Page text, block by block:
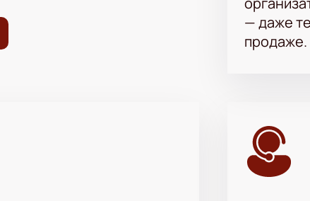
от расположения кресел — подробности уточняйте
и музыки вместе с командой КВН «Астана»!
— даже
продаже.